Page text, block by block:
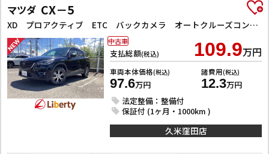
マツダ CX－5
XD プロアクティブ ETC バックカメラ オートクルーズコントロール レーンアシスト 衝突被害軽減システム ナビ オートライト LEDヘッドランプ アルミホイール スマートキー アイドリングストップ 電動格納ミラー AT
支払総額(税込) 109.9万円
車両本体価格(税込)
97.6万円
諸費用(税込)
12.3万円
法定整備：整備付
保証付 (1ヶ月・1000km )
中古車
久米窪田店